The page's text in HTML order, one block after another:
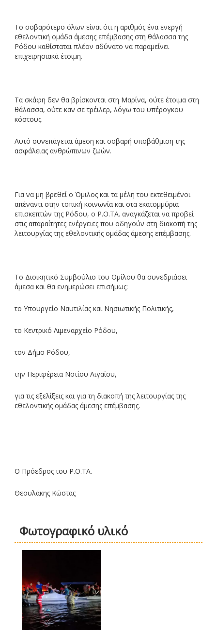
Το σοβαρότερο όλων είναι ότι η αριθμός ένα ενεργή
εθελοντική ομάδα άμεσης επέμβασης στη θάλασσα της
Ρόδου καθίσταται πλέον αδύνατο να παραμείνει
επιχειρησιακά έτοιμη.
Τα σκάφη δεν θα βρίσκονται στη Μαρίνα, ούτε έτοιμα στη
θάλασσα, ούτε καν σε τρέιλερ, λόγω του υπέρογκου
κόστους.
Αυτό συνεπάγεται άμεση και σοβαρή υποβάθμιση της
ασφάλειας ανθρώπινων ζωών.
Για να μη βρεθεί ο Όμιλος και τα μέλη του εκτεθειμένοι
απέναντι στην τοπική κοινωνία και στα εκατομμύρια
επισκεπτών της Ρόδου, ο Ρ.Ο.ΤΑ. αναγκάζεται να προβεί
στις απαραίτητες ενέργειες που οδηγούν στη διακοπή της
λειτουργίας της εθελοντικής ομάδας άμεσης επέμβασης.
Το Διοικητικό Συμβούλιο του Ομίλου θα συνεδριάσει
άμεσα και θα ενημερώσει επισήμως:
το Υπουργείο Ναυτιλίας και Νησιωτικής Πολιτικής,
το Κεντρικό Λιμεναρχείο Ρόδου,
τον Δήμο Ρόδου,
την Περιφέρεια Νοτίου Αιγαίου,
για τις εξελίξεις και για τη διακοπή της λειτουργίας της
εθελοντικής ομάδας άμεσης επέμβασης.
Ο Πρόεδρος του Ρ.Ο.ΤΑ.
Θεουλάκης Κώστας
Φωτογραφικό υλικό